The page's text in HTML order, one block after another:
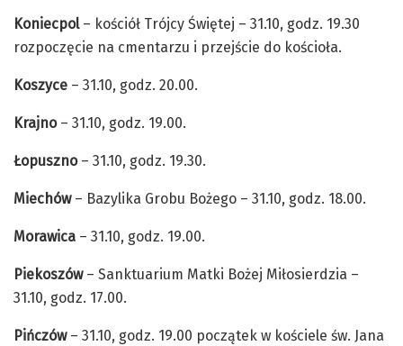
Koniecpol – kościół Trójcy Świętej – 31.10, godz. 19.30
rozpoczęcie na cmentarzu i przejście do kościoła.
Koszyce – 31.10, godz. 20.00.
Krajno– 31.10, godz. 19.00.
Łopuszno– 31.10, godz. 19.30.
Miechów– Bazylika Grobu Bożego – 31.10, godz. 18.00.
Morawica – 31.10, godz. 19.00.
Piekoszów – Sanktuarium Matki Bożej Miłosierdzia –
31.10, godz. 17.00.
Pińczów– 31.10, godz. 19.00 początek w kościele św. Jana